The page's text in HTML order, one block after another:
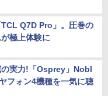
Q7D Pro」。圧巻の
極上体験に
の実力!「Osprey」Nobl
フォン4機種を一気に聴